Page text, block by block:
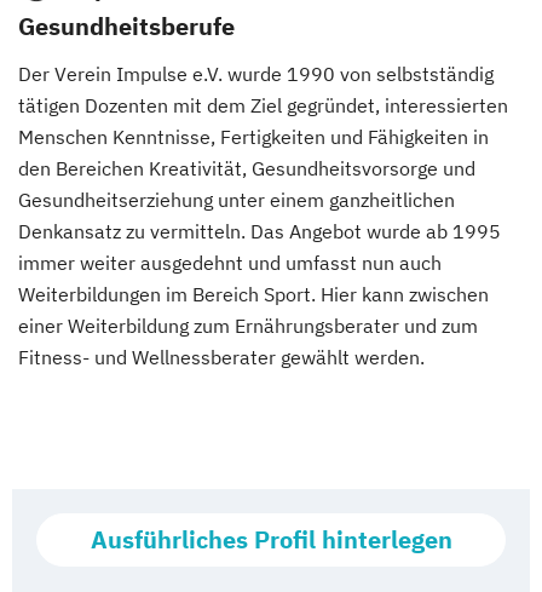
Gesundheitsberufe
Der Verein Impulse e.V. wurde 1990 von selbstständig
tätigen Dozenten mit dem Ziel gegründet, interessierten
Menschen Kenntnisse, Fertigkeiten und Fähigkeiten in
den Bereichen Kreativität, Gesundheitsvorsorge und
Gesundheitserziehung unter einem ganzheitlichen
Denkansatz zu vermitteln. Das Angebot wurde ab 1995
immer weiter ausgedehnt und umfasst nun auch
Weiterbildungen im Bereich Sport. Hier kann zwischen
einer Weiterbildung zum Ernährungsberater und zum
Fitness- und Wellnessberater gewählt werden.
Ausführliches Profil hinterlegen